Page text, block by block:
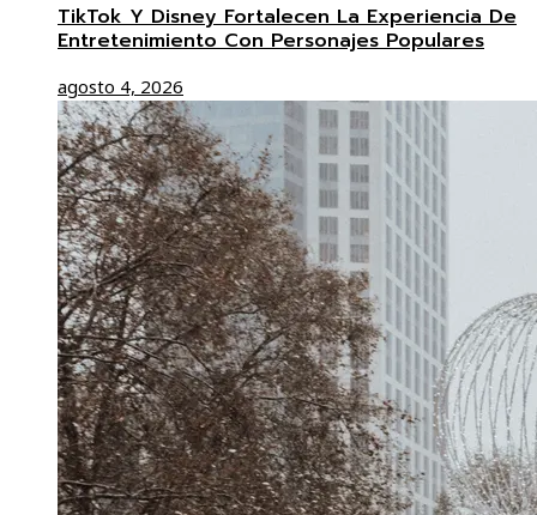
TikTok Y Disney Fortalecen La Experiencia De
Entretenimiento Con Personajes Populares
agosto 4, 2026